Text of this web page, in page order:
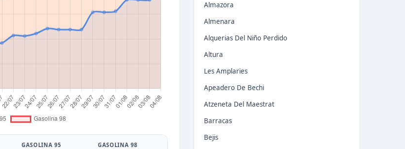
GASOLINA 95 GASOLINA 98
Almazora
Almenara
Alquerias Del Niño Perdido
Altura
Les Amplaries
Apeadero De Bechi
Atzeneta Del Maestrat
Barracas
Bejis